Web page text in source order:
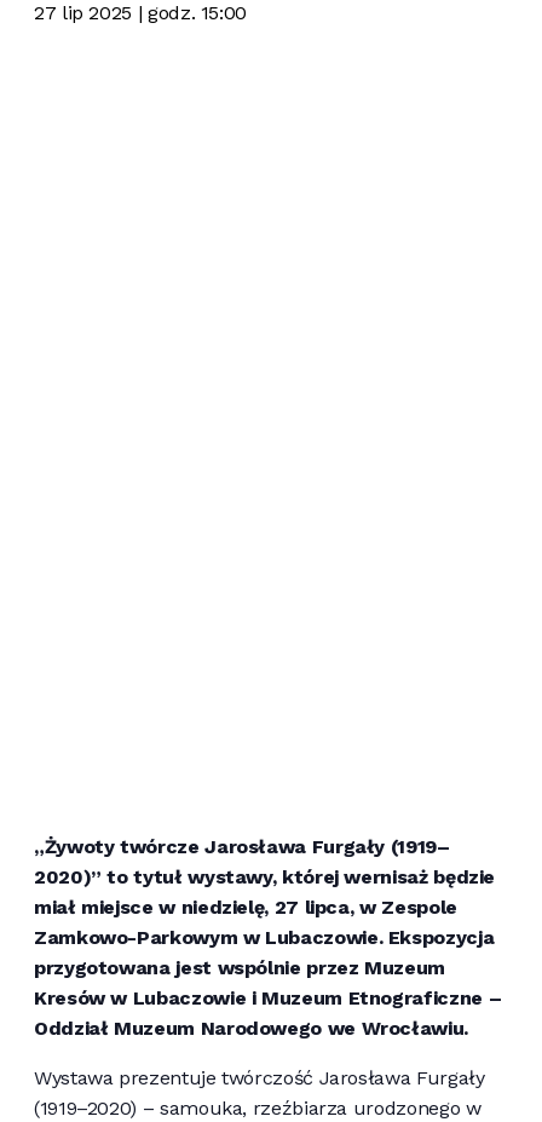
27 lip 2025 | godz. 15:00
„Żywoty twórcze Jarosława Furgały (1919–
2020)” to tytuł wystawy, której wernisaż będzie
miał miejsce w niedzielę, 27 lipca, w Zespole
Zamkowo-Parkowym w Lubaczowie. Ekspozycja
przygotowana jest wspólnie przez Muzeum
Kresów w Lubaczowie i Muzeum Etnograficzne –
Oddział Muzeum Narodowego we Wrocławiu.
Wystawa prezentuje twórczość Jarosława Furgały
(1919–2020) – samouka, rzeźbiarza urodzonego w